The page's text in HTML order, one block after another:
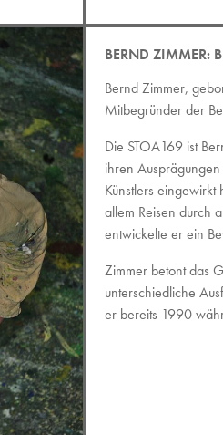
BERND ZIMMER:
Bernd Zimmer,
Mitbegründer der
Die STOA169 ist
ihren
Künstlers
allem Reisen durch
entwickelte er ein
Zimmer betont das
unterschiedliche
er bereits 1990